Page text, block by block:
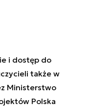
i dostęp do
także w
Ministerstwo
Polska